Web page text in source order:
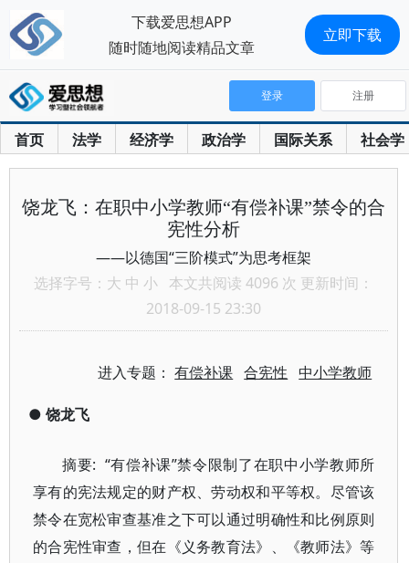
首页 法学 经济学 政治学 国际关系 社会学
登录 注册
饶龙飞：在职中小学教师“有偿补课”禁令的合
宪性分析
——以德国“三阶模式”为思考框架
选择字号： 大 中 小 本文共阅读 4096 次 更新时间：
2018-09-15 23:30
进入专题：有偿补课 合宪性 中小学教师
● 饶龙飞
摘要: “有偿补课”禁令限制了在职中小学教师所
享有的宪法规定的财产权、劳动权和平等权。尽管该
禁令在宽松审查基准之下可以通过明确性和比例原则
的合宪性审查，但在《义务教育法》、《教师法》等
下载爱思想APP
随时随地阅读精品文章
立即下载